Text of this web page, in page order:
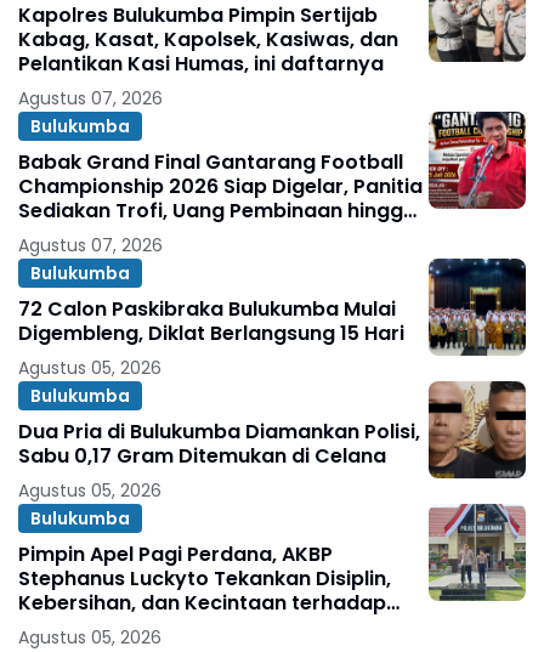
Kapolres Bulukumba Pimpin Sertijab
Kabag, Kasat, Kapolsek, Kasiwas, dan
Pelantikan Kasi Humas, ini daftarnya
Agustus 07, 2026
Bulukumba
Babak Grand Final Gantarang Football
Championship 2026 Siap Digelar, Panitia
Sediakan Trofi, Uang Pembinaan hingga
Penghargaan Individu
Agustus 07, 2026
Bulukumba
72 Calon Paskibraka Bulukumba Mulai
Digembleng, Diklat Berlangsung 15 Hari
Agustus 05, 2026
Bulukumba
Dua Pria di Bulukumba Diamankan Polisi,
Sabu 0,17 Gram Ditemukan di Celana
Agustus 05, 2026
Bulukumba
Pimpin Apel Pagi Perdana, AKBP
Stephanus Luckyto Tekankan Disiplin,
Kebersihan, dan Kecintaan terhadap
Organisasi
Agustus 05, 2026